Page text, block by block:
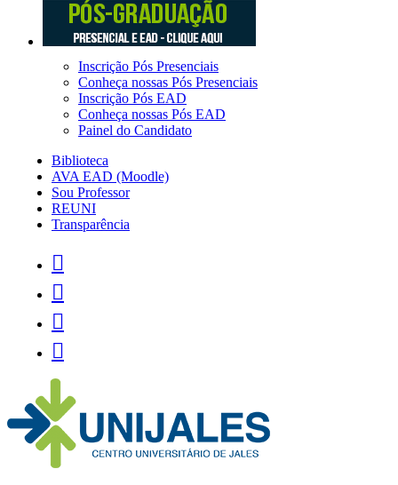
Inscrição Pós Presenciais
Conheça nossas Pós Presenciais
Inscrição Pós EAD
Conheça nossas Pós EAD
Painel do Candidato
Biblioteca
AVA EAD (Moodle)
Sou Professor
REUNI
Transparência



